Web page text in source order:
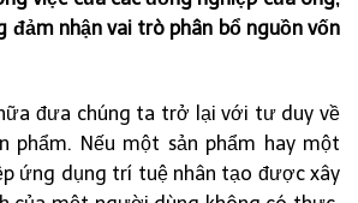
đảm nhận vai trò phân bổ nguồn vốn
đưa chúng ta trở lại với tư duy về
phẩm. Nếu một sản phẩm hay một
ứng dụng trí tuệ nhân tạo được xây